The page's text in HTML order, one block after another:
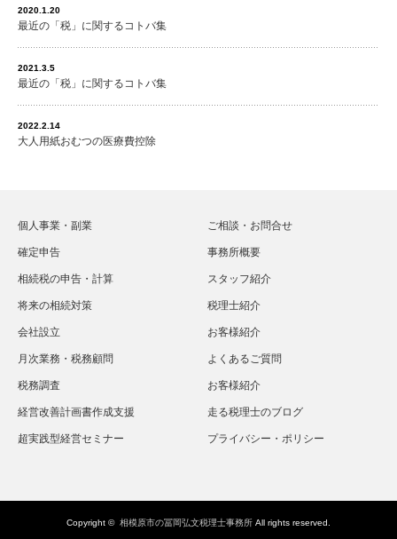
2020.1.20
最近の「税」に関するコトバ集
2021.3.5
最近の「税」に関するコトバ集
2022.2.14
大人用紙おむつの医療費控除
個人事業・副業
確定申告
相続税の申告・計算
将来の相続対策
会社設立
月次業務・税務顧問
税務調査
経営改善計画書作成支援
超実践型経営セミナー
ご相談・お問合せ
事務所概要
スタッフ紹介
税理士紹介
お客様紹介
よくあるご質問
お客様紹介
走る税理士のブログ
プライバシー・ポリシー
Copyright © 相模原市の冨岡弘文税理士事務所 All rights reserved.